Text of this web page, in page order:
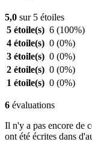
5,0 sur 5 étoiles
5 étoile(s) 6 (100%)
4 étoile(s) 0 (0%)
3 étoile(s) 0 (0%)
2 étoile(s) 0 (0%)
1 étoile(s) 0 (0%)
6 évaluations
Il n'y a pas encore de
ont été écrites dans